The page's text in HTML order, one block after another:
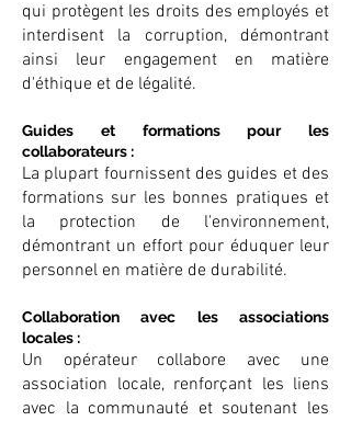
qui protègent les droits des employés et
interdisent la corruption, démontrant
ainsi leur engagement en matière
d'éthique et de légalité.
Guides et formations pour les
collaborateurs :
La plupart fournissent des guides et des
formations sur les bonnes pratiques et
la protection de l'environnement,
démontrant un effort pour éduquer leur
personnel en matière de durabilité.
Collaboration avec les associations
locales :
Un opérateur collabore avec une
association locale, renforçant les liens
avec la communauté et soutenant les